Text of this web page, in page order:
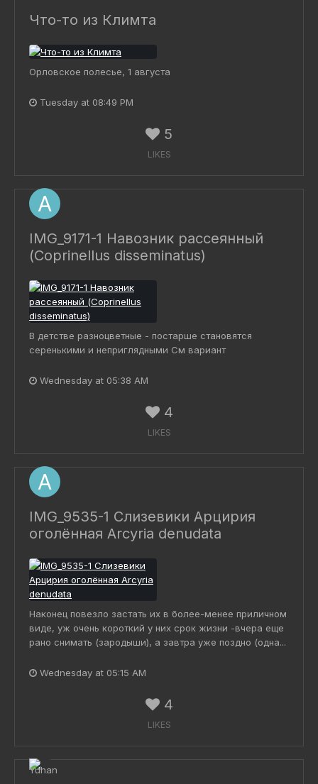
Что-то из Климта
Орловское полесье, 1 августа
Tuesday at 08:49 PM
5
LIKES
IMG_9171-1 Навозник рассеянный
(Coprinellus disseminatus)
В детстве разноцветные - постарше становятся
серенькими и неприглядными См вариант
Wednesday at 05:38 AM
4
LIKES
IMG_9535-1 Слизевики Арцирия
оголённая Arcyria denudata
Наконец повезло застать их в более-менее приличном
виде, уж очень короткий у них срок жизни -вчера еще
рано снимать (зародыши), а завтра уже поздно (одна...
Wednesday at 05:15 AM
4
LIKES